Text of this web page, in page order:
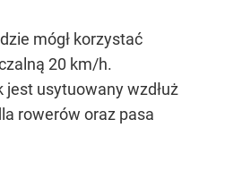
mógł korzystać
20 km/h.
usytuowany wzdłuż
rowerów oraz pasa